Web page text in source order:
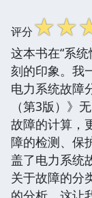
评分☆☆
这本书在“系
刻的印象。我
电力系统故障
（第3版）》
故障的计算，
障的检测、保
盖了电力系统
关于故障的分